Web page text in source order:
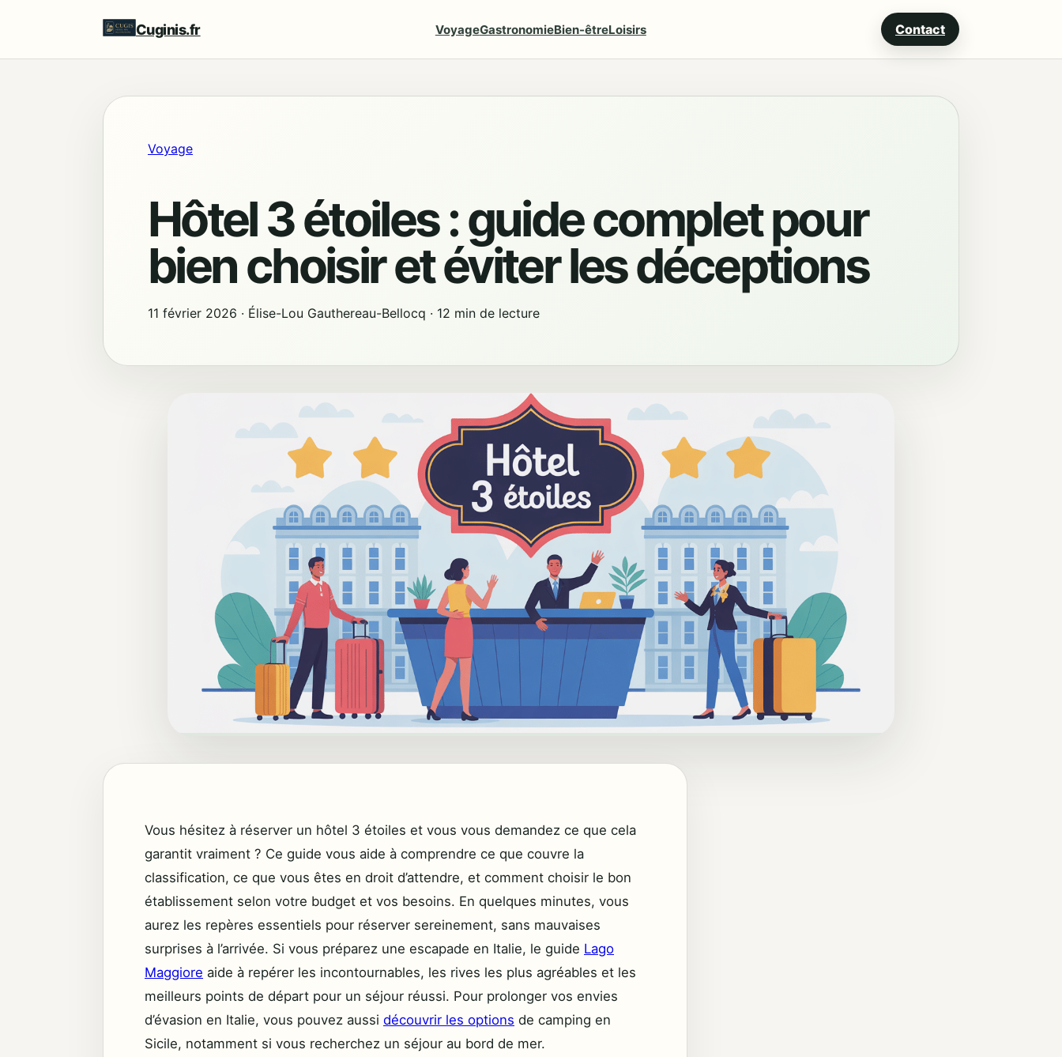
Cuginis.fr VoyageGastronomieBien-êtreLoisirs Contact
Voyage
Hôtel 3 étoiles : guide complet pour
bien choisir et éviter les déceptions
11 février 2026 · Élise-Lou Gauthereau-Bellocq · 12 min de lecture
Vous hésitez à réserver un hôtel 3 étoiles et vous vous demandez ce que cela
garantit vraiment ? Ce guide vous aide à comprendre ce que couvre la
classification, ce que vous êtes en droit d’attendre, et comment choisir le bon
établissement selon votre budget et vos besoins. En quelques minutes, vous
aurez les repères essentiels pour réserver sereinement, sans mauvaises
surprises à l’arrivée. Si vous préparez une escapade en Italie, le guide Lago
Maggiore aide à repérer les incontournables, les rives les plus agréables et les
meilleurs points de départ pour un séjour réussi. Pour prolonger vos envies
d’évasion en Italie, vous pouvez aussi découvrir les options de camping en
Sicile, notamment si vous recherchez un séjour au bord de mer.